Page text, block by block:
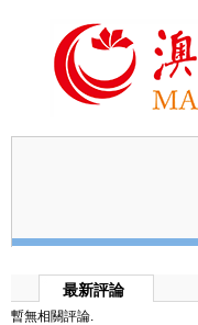
最新評論
暫無相關評論.